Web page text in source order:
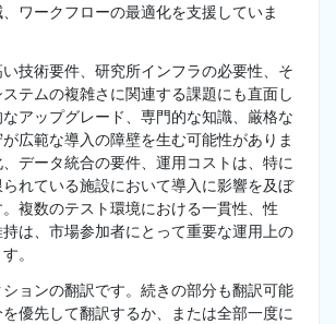
ワークフローの最適化を支援していま
い技術要件、研究所インフラの必要性、そ
テムの複雑さに関連する課題にも直面し
アップグレード、専門的な知識、厳格な
広範な導入の障壁を生む可能性がありま
データ統合の要件、運用コストは、特に
れている施設において導入に影響を及ぼ
複数のテスト環境における一貫性、性
は、市場参加者にとって重要な運用上の
。
ョンの翻訳です。続きの部分も翻訳可能
優先して翻訳するか、または全部一度に